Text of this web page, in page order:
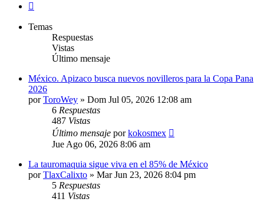
Temas
Respuestas
Vistas
Último mensaje
México. Apizaco busca nuevos novilleros para la Copa Pana
2026
porToroWey » Dom Jul 05, 2026 12:08 am
6 Respuestas
487 Vistas
Último mensaje porkokosmex
Jue Ago 06, 2026 8:06 am
La tauromaquia sigue viva en el 85% de México
porTlaxCalixto » Mar Jun 23, 2026 8:04 pm
5 Respuestas
411 Vistas